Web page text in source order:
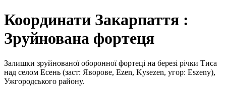
Координати Закарпаття :
Зруйнована фортеця
Залишки зруйнованої оборонної фортеці на березі річки Тиса
над селом Есень (заст: Яворове, Ezen, Kysezen, угор: Eszeny),
Ужгородського району.